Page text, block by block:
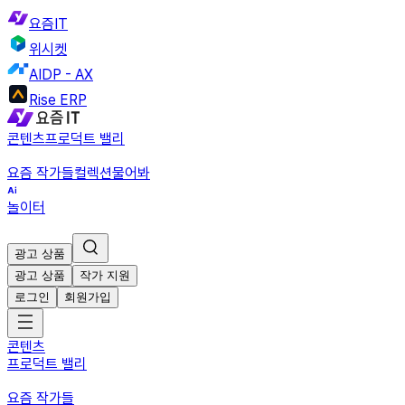
요즘IT
위시켓
AIDP - AX
Rise ERP
콘텐츠프로덕트 밸리
요즘 작가들컬렉션물어봐
놀이터
광고 상품
광고 상품
작가 지원
로그인
회원가입
콘텐츠
프로덕트 밸리
요즘 작가들